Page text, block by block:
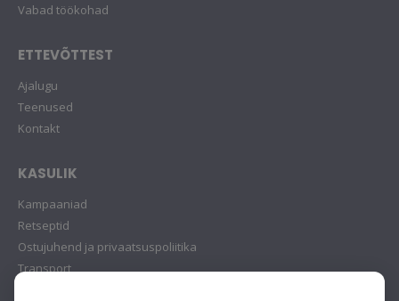
Vabad töökohad
ETTEVÕTTEST
Ajalugu
Teenused
Kontakt
KASULIK
Kampaaniad
Retseptid
Ostujuhend ja privaatsuspoliitika
Transport